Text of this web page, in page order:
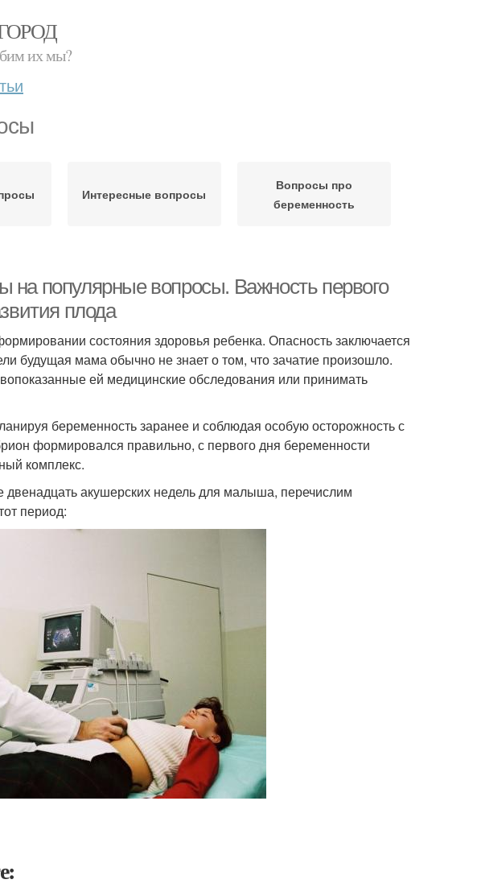
их мы?
Интересные вопросы
Вопросы про
беременность
популярные вопросы. Важность первого
плода
состояния здоровья ребенка. Опасность заключается
будущая мама обычно не знает о том, что зачатие произошло.
ей медицинские обследования или принимать
беременность заранее и соблюдая особую осторожность с
формировался правильно, с первого дня беременности
комплекс.
акушерских недель для малыша, перечислим
период: